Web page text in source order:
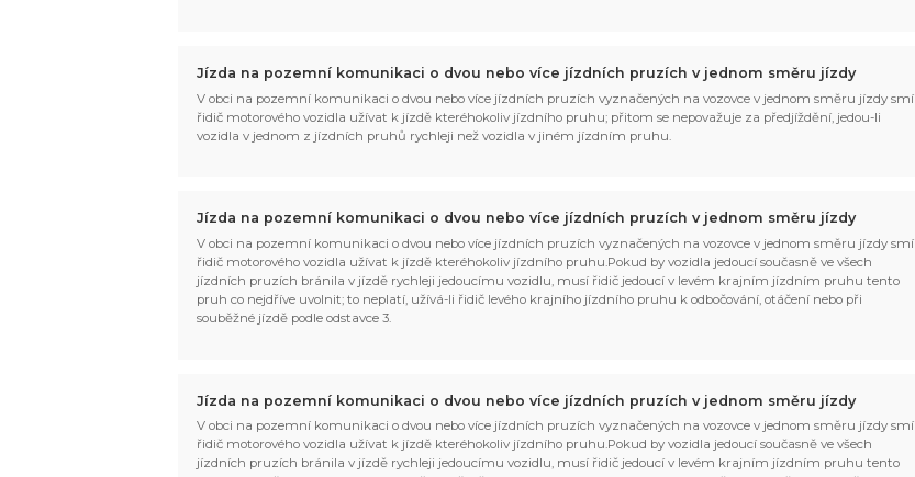
Jízda na pozemní komunikaci o dvou nebo více jízdních pruzích v jednom směru jízdy
V obci na pozemní komunikaci o dvou nebo více jízdních pruzích vyznačených na vozovce v jednom směru jízdy smí
řidič motorového vozidla užívat k jízdě kteréhokoliv jízdního pruhu; přitom se nepovažuje za předjíždění, jedou-li
vozidla v jednom z jízdních pruhů rychleji než vozidla v jiném jízdním pruhu.
Jízda na pozemní komunikaci o dvou nebo více jízdních pruzích v jednom směru jízdy
V obci na pozemní komunikaci o dvou nebo více jízdních pruzích vyznačených na vozovce v jednom směru jízdy smí
řidič motorového vozidla užívat k jízdě kteréhokoliv jízdního pruhu.Pokud by vozidla jedoucí současně ve všech
jízdních pruzích bránila v jízdě rychleji jedoucímu vozidlu, musí řidič jedoucí v levém krajním jízdním pruhu tento
pruh co nejdříve uvolnit; to neplatí, užívá-li řidič levého krajního jízdního pruhu k odbočování, otáčení nebo při
souběžné jízdě podle odstavce 3.
Jízda na pozemní komunikaci o dvou nebo více jízdních pruzích v jednom směru jízdy
V obci na pozemní komunikaci o dvou nebo více jízdních pruzích vyznačených na vozovce v jednom směru jízdy smí
řidič motorového vozidla užívat k jízdě kteréhokoliv jízdního pruhu.Pokud by vozidla jedoucí současně ve všech
jízdních pruzích bránila v jízdě rychleji jedoucímu vozidlu, musí řidič jedoucí v levém krajním jízdním pruhu tento